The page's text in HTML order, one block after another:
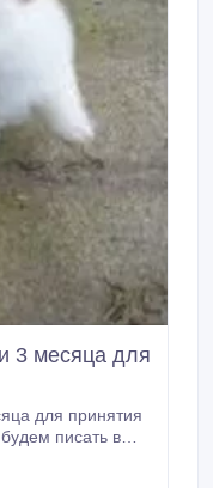
3 месяца для
для принятия
писать в